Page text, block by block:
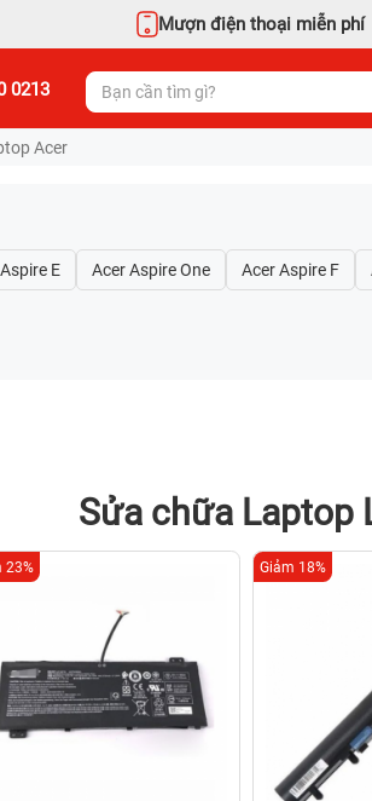
Mượn điện thoại miễn phí
0213
Acer
E Acer Aspire One Acer Aspire F
Sửa chữa Laptop
23% Giảm 18%